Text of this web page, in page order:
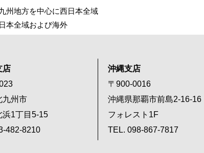
州地方を中心に西日本全域
日本全域および海外
店
九州市
浜1丁目5-15
482-8210
沖縄支店
〒900-0016
沖縄県那覇市前島2-16-16
フォレスト1F
TEL. 098-867-7817